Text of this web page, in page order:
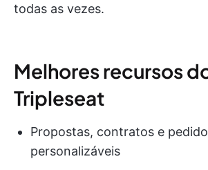
todas as vezes.
Melhores recursos
Tripleseat
Propostas, contratos e
personalizáveis